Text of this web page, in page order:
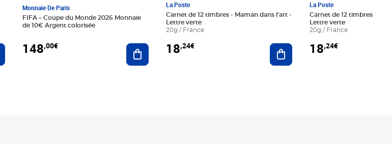
au panier
Monnaie De Paris
FIFA – Coupe du Monde 2026 Monnaie
de 10€ Argent colorisée
148,00€ Ajouter au panier
La Poste
Carnet de 12 timbres - Maman dans l'art -
Lettre verte
20g / France
18,24€ Ajouter au panier
La Poste
Carnet de 12 timbres - Le
Lettre verte
20g / France
18,24€